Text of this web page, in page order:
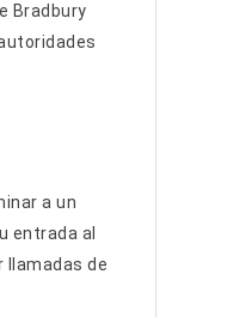
Bradbury
a un
entrada al
llamadas de